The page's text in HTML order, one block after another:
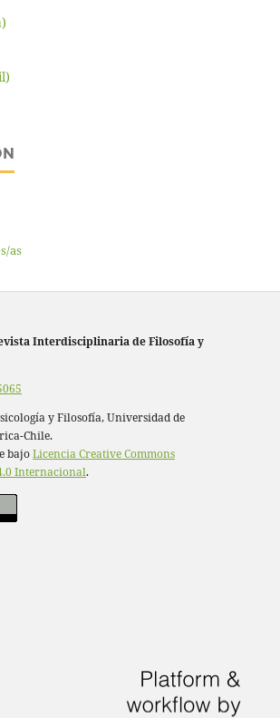
as
Interdisciplinaria de Filosofía y
y Filosofía, Universidad de
Chile.
bajoLicencia Creative Commons
Internacional.